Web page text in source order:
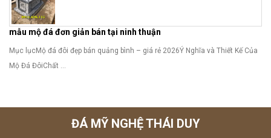
mẫu mộ đá đơn giản bán tại ninh thuận
Mục lụcMộ đá đôi đẹp bán quảng bình – giá rẻ 2026Ý Nghĩa và Thiết Kế Của
Mộ Đá ĐôiChất ...
ĐÁ MỸ NGHỆ THÁI DUY